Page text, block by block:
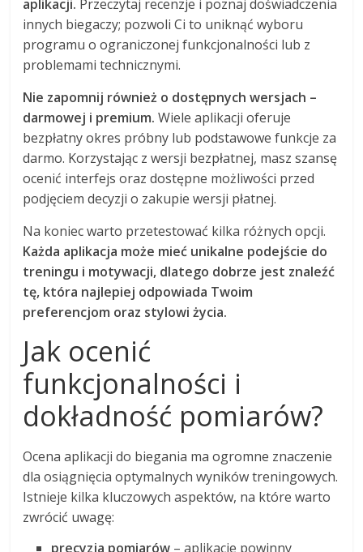
aplikacji. Przeczytaj recenzje i poznaj doświadczenia
innych biegaczy; pozwoli Ci to uniknąć wyboru
programu o ograniczonej funkcjonalności lub z
problemami technicznymi.
Nie zapomnij również o dostępnych wersjach –
darmowej i premium. Wiele aplikacji oferuje
bezpłatny okres próbny lub podstawowe funkcje za
darmo. Korzystając z wersji bezpłatnej, masz szansę
ocenić interfejs oraz dostępne możliwości przed
podjęciem decyzji o zakupie wersji płatnej.
Na koniec warto przetestować kilka różnych opcji.
Każda aplikacja może mieć unikalne podejście do
treningu i motywacji, dlatego dobrze jest znaleźć
tę, która najlepiej odpowiada Twoim
preferencjom oraz stylowi życia.
Jak ocenić
funkcjonalności i
dokładność pomiarów?
Ocena aplikacji do biegania ma ogromne znaczenie
dla osiągnięcia optymalnych wyników treningowych.
Istnieje kilka kluczowych aspektów, na które warto
zwrócić uwagę:
precyzja pomiarów – aplikacje powinny